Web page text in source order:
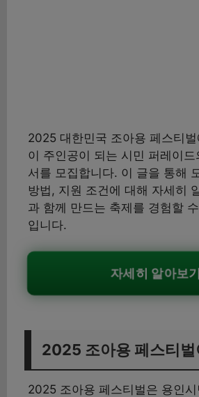
2025 대한민국 조아용 페스티
이 주인공이 되는 시민 퍼레이
서를 모집합니다. 이 글을 통해
방법, 지원 조건에 대해 자세히
과 함께 만드는 축제를 경험할
입니다.
자세히 알아보기
2025 조아용 페스티벌
2025 조아용 페스티벌은 용인